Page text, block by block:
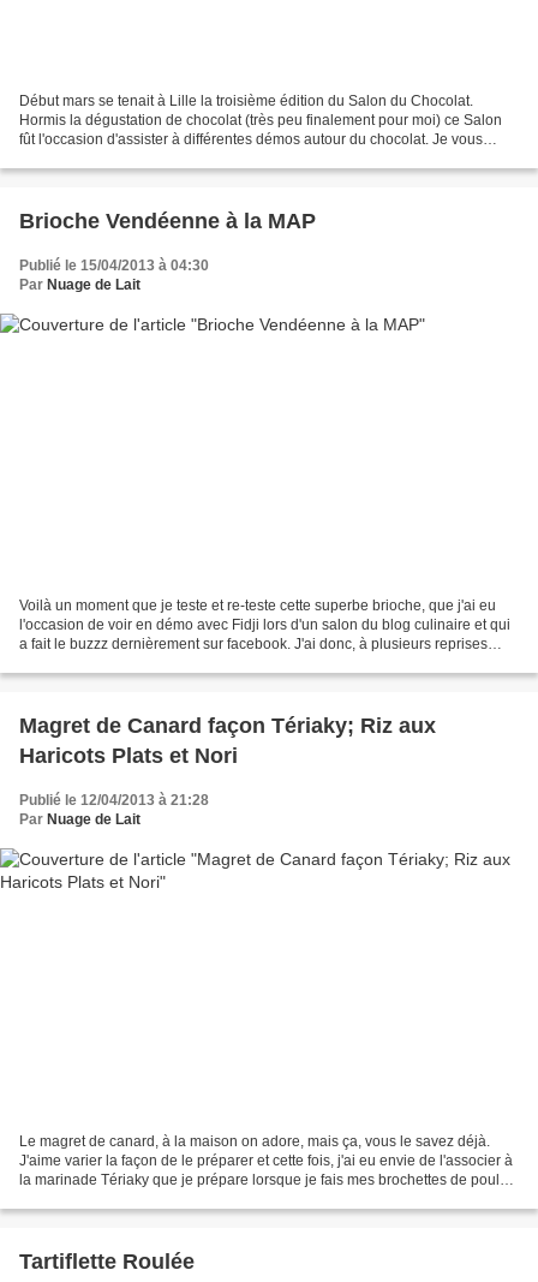
Début mars se tenait à Lille la troisième édition du Salon du Chocolat.
Hormis la dégustation de chocolat (très peu finalement pour moi) ce Salon
fût l'occasion d'assister à différentes démos autour du chocolat. Je vous
Brioche Vendéenne à la MAP
Publié le 15/04/2013 à 04:30
Par Nuage de Lait
Voilà un moment que je teste et re-teste cette superbe brioche, que j'ai eu
l'occasion de voir en démo avec Fidji lors d'un salon du blog culinaire et qui
a fait le buzzz dernièrement sur facebook. J'ai donc, à plusieurs reprises
Magret de Canard façon Tériaky; Riz aux
Haricots Plats et Nori
Publié le 12/04/2013 à 21:28
Par Nuage de Lait
Le magret de canard, à la maison on adore, mais ça, vous le savez déjà.
J'aime varier la façon de le préparer et cette fois, j'ai eu envie de l'associer à
la marinade Tériaky que je prépare lorsque je fais mes brochettes de poulet
Tartiflette Roulée